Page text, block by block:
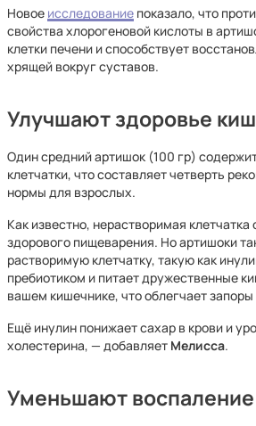
Новое исследование показало, что
свойства хлорогеновой кислоты в
клетки печени и способствует
хрящей вокруг суставов.
Улучшают здоровье
Один средний артишок (100 гр)
клетчатки, что составляет четверть
нормы для взрослых.
Как известно, нерастворимая
здорового пищеварения. Но артишоки
растворимую клетчатку, такую ​​как
пребиотиком и питает дружественные
вашем кишечнике, что облегчает
Ещё инулин понижает сахар в крови и
холестерина, — добавляет Мелисса.
Уменьшают воспаление